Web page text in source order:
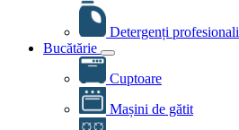
Detergenți profesionali
Bucătărie
Cuptoare
Mașini de gătit